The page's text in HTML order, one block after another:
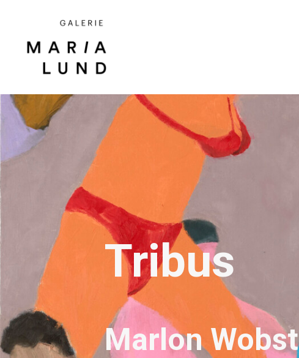
Tribus
Marlon Wobst